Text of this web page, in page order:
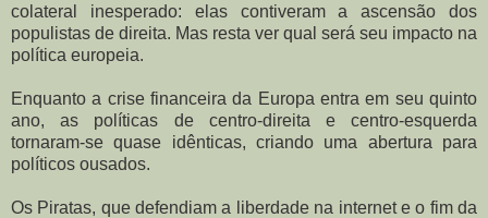
colateral inesperado: elas contiveram a ascensão dos
populistas de direita. Mas resta ver qual será seu impacto na
política europeia.
Enquanto a crise financeira da Europa entra em seu quinto
ano, as políticas de centro-direita e centro-esquerda
tornaram-se quase idênticas, criando uma abertura para
políticos ousados.
Os Piratas, que defendiam a liberdade na internet e o fim da